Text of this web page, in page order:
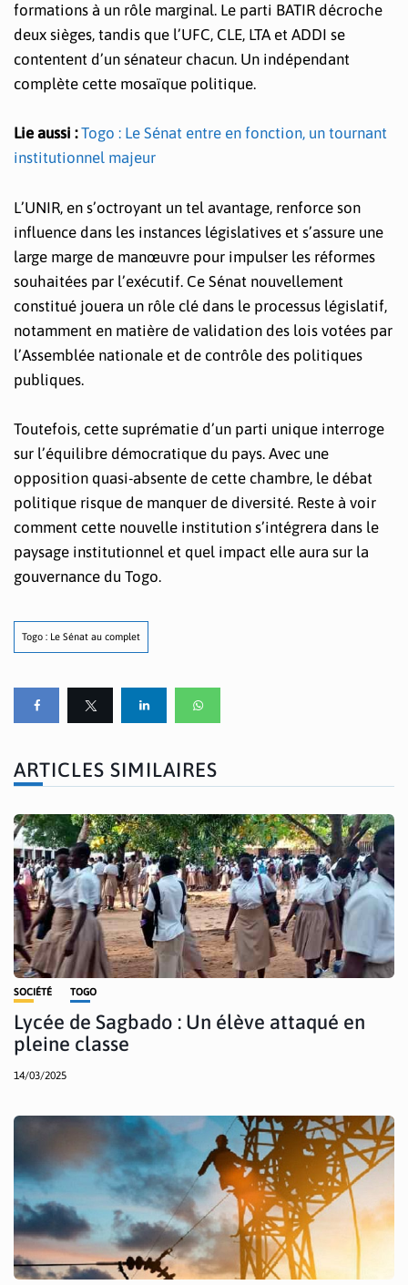
formations à un rôle marginal. Le parti BATIR décroche
deux sièges, tandis que l’UFC, CLE, LTA et ADDI se
contentent d’un sénateur chacun. Un indépendant
complète cette mosaïque politique.
Lie aussi :Togo : Le Sénat entre en fonction, un tournant
institutionnel majeur
L’UNIR, en s’octroyant un tel avantage, renforce son
influence dans les instances législatives et s’assure une
large marge de manœuvre pour impulser les réformes
souhaitées par l’exécutif. Ce Sénat nouvellement
constitué jouera un rôle clé dans le processus législatif,
notamment en matière de validation des lois votées par
l’Assemblée nationale et de contrôle des politiques
publiques.
Toutefois, cette suprématie d’un parti unique interroge
sur l’équilibre démocratique du pays. Avec une
opposition quasi-absente de cette chambre, le débat
politique risque de manquer de diversité. Reste à voir
comment cette nouvelle institution s’intégrera dans le
paysage institutionnel et quel impact elle aura sur la
gouvernance du Togo.
Togo : Le Sénat au complet
ARTICLES SIMILAIRES
SOCIÉTÉ TOGO
Lycée de Sagbado : Un élève attaqué en
pleine classe
14/03/2025